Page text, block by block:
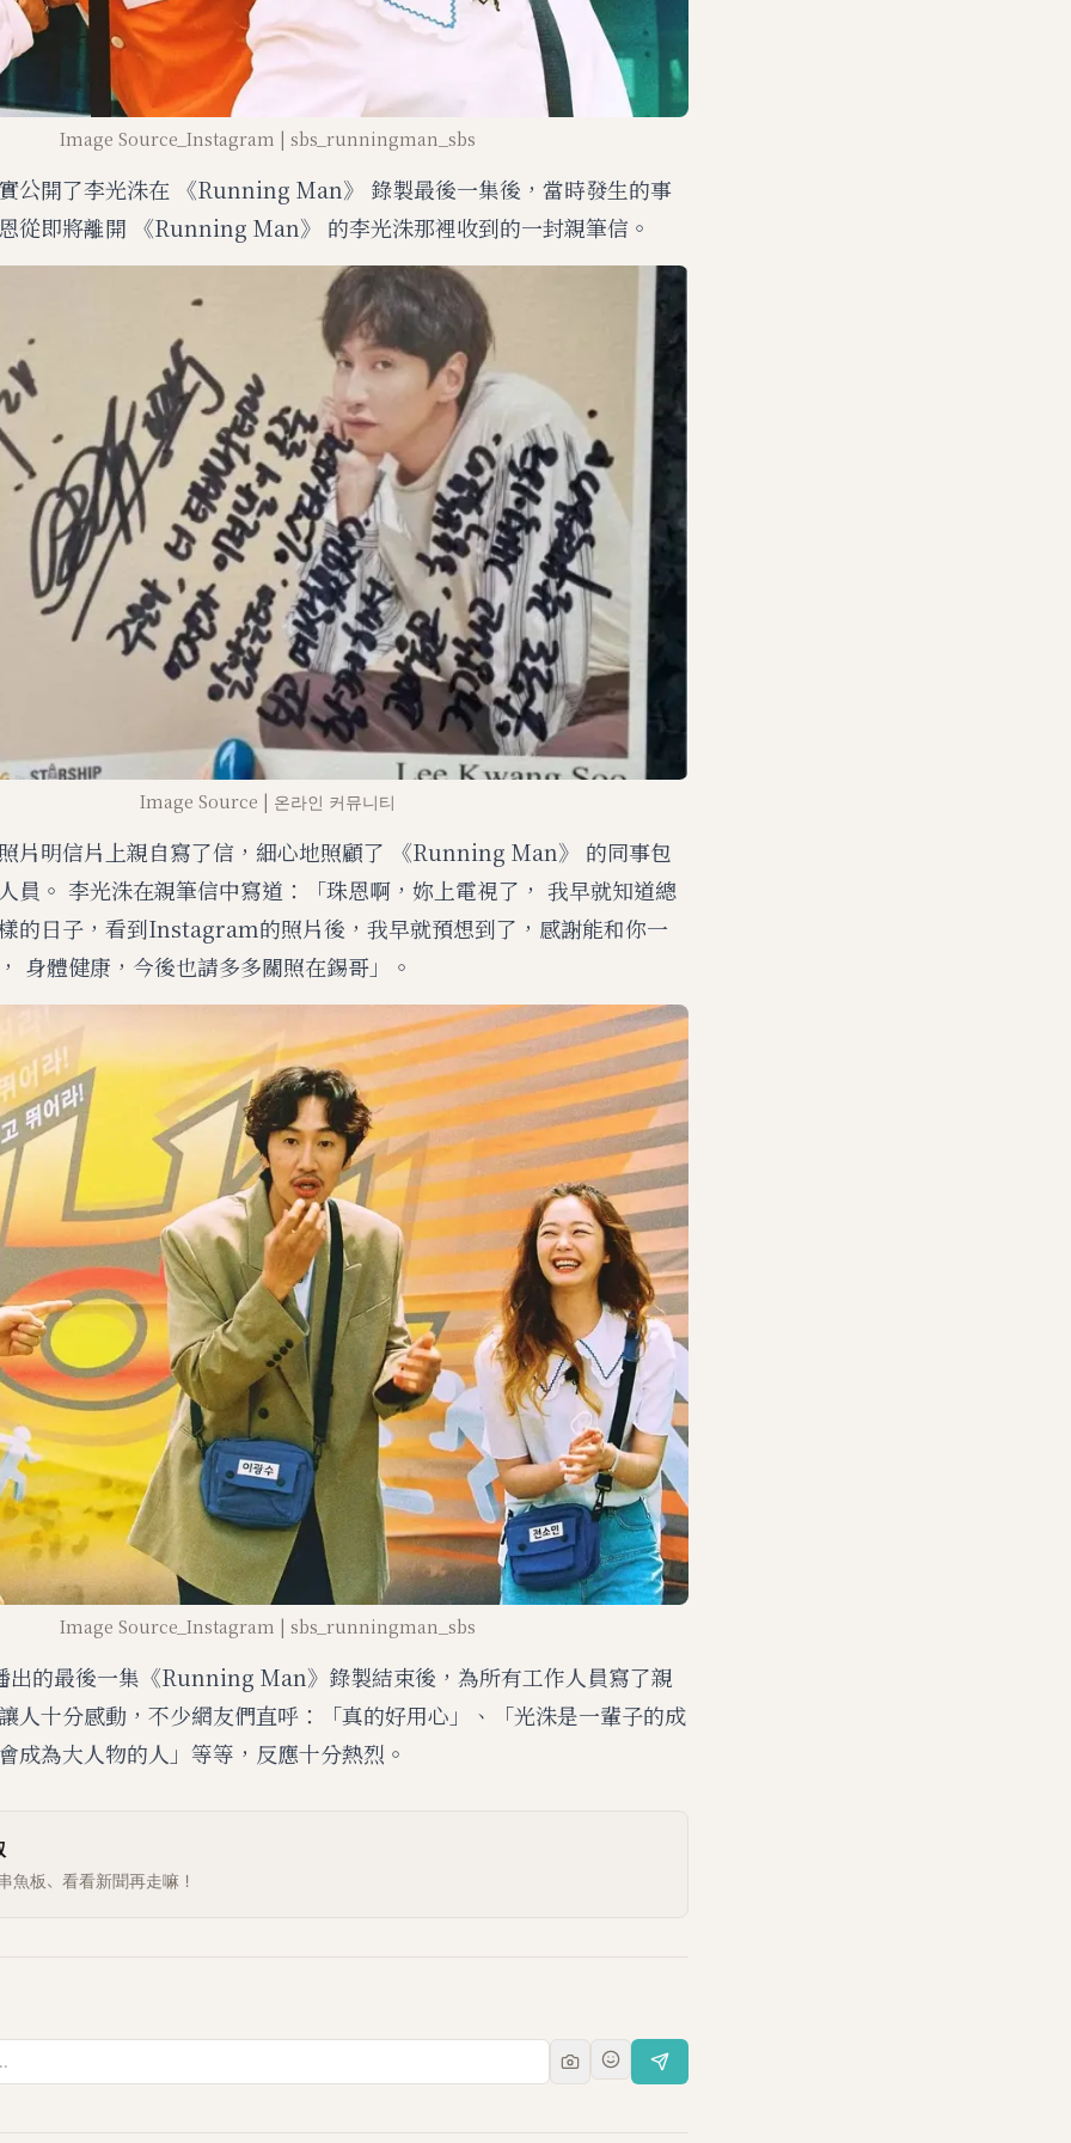
Image Source_Instagram | sbs_runningman_sbs
公開了李光洙在 《Running Man》 錄製最後一集後，當時發生的事
從即將離開 《Running Man》 的李光洙那裡收到的一封親筆信。
Image Source | 온라인 커뮤니티
片明信片上親自寫了信，細心地照顧了 《Running Man》 的同事包
員。 李光洙在親筆信中寫道：「珠恩啊，妳上電視了， 我早就知道總
的日子，看到Instagram的照片後，我早就預想到了，感謝能和你一
身體健康，今後也請多多關照在錫哥」。
Image Source_Instagram | sbs_runningman_sbs
出的最後一集《Running Man》錄製結束後，為所有工作人員寫了親
人十分感動，不少網友們直呼：「真的好用心」、「光洙是一輩子的成
成為大人物的人」等等，反應十分熱烈。
魚板、看看新聞再走嘛！